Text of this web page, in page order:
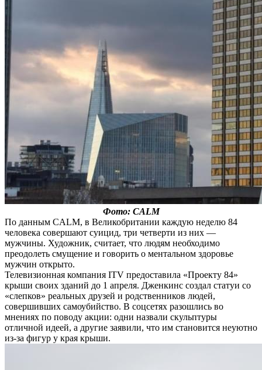
Фото: CALM
По данным CALM, в Великобритании каждую неделю 84
человека совершают суицид, три четверти из них —
мужчины. Художник, считает, что людям необходимо
преодолеть смущение и говорить о ментальном здоровье
мужчин открыто.
Телевизионная компания ITV предоставила «Проекту 84»
крыши своих зданий до 1 апреля. Дженкинс создал статуи со
«слепков» реальных друзей и родственников людей,
совершивших самоубийство. В соцсетях разошлись во
мнениях по поводу акции: одни назвали скульптуры
отличной идеей, а другие заявили, что им становится неуютно
из-за фигур у края крыши.